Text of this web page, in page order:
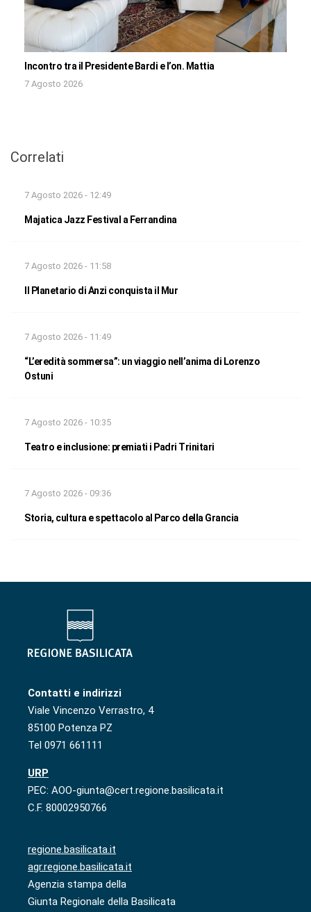
Incontro tra il Presidente Bardi e l’on. Mattia
7 Agosto 2026
Correlati
7 Agosto 2026 - 12:49
Majatica Jazz Festival a Ferrandina
7 Agosto 2026 - 11:58
Il Planetario di Anzi conquista il Mur
7 Agosto 2026 - 11:49
“L’eredità sommersa”: un viaggio nell’anima di Lorenzo
Ostuni
7 Agosto 2026 - 10:35
Teatro e inclusione: premiati i Padri Trinitari
7 Agosto 2026 - 09:36
Storia, cultura e spettacolo al Parco della Grancia
Contatti e indirizzi
Viale Vincenzo Verrastro, 4
85100 Potenza PZ
Tel 0971 661111
URP
PEC: AOO-giunta@cert.regione.basilicata.it
C.F. 80002950766
regione.basilicata.it
agr.regione.basilicata.it
Agenzia stampa della
Giunta Regionale della Basilicata